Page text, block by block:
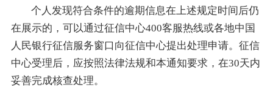
个人发现符合条件的逾期信息在上述规定时间后仍
在展示的，可以通过征信中心400客服热线或各地中国
人民银行征信服务窗口向征信中心提出处理申请。征信
中心受理后，应按照法律法规和本通知要求，在30天内
妥善完成核查处理。